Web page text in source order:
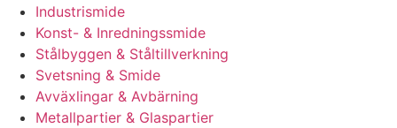
Industrismide
Konst- & Inredningssmide
Stålbyggen & Ståltillverkning
Svetsning & Smide
Avväxlingar & Avbärning
Metallpartier & Glaspartier